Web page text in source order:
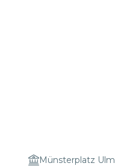
Münsterplatz Ulm